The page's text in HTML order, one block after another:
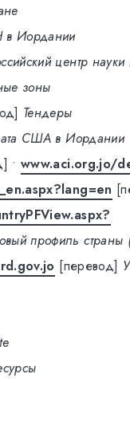
Иордании
центр
зоны
Тендеры
США в Иордании
•www.aci.org.jo/
профиль страны
[перевод]